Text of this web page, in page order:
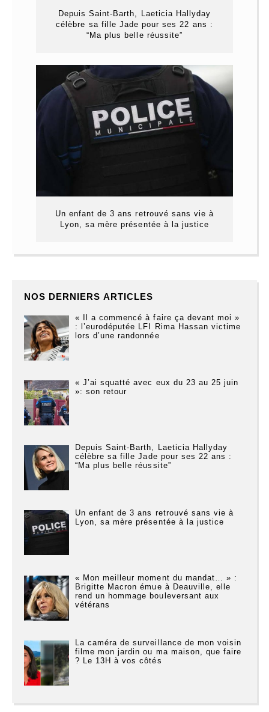
Depuis Saint-Barth, Laeticia Hallyday
célèbre sa fille Jade pour ses 22 ans :
“Ma plus belle réussite”
Un enfant de 3 ans retrouvé sans vie à
Lyon, sa mère présentée à la justice
NOS DERNIERS ARTICLES
« Il a commencé à faire ça devant moi »
: l’eurodéputée LFI Rima Hassan victime
lors d’une randonnée
« J’ai squatté avec eux du 23 au 25 juin
»: son retour
Depuis Saint-Barth, Laeticia Hallyday
célèbre sa fille Jade pour ses 22 ans :
“Ma plus belle réussite”
Un enfant de 3 ans retrouvé sans vie à
Lyon, sa mère présentée à la justice
« Mon meilleur moment du mandat… » :
Brigitte Macron émue à Deauville, elle
rend un hommage bouleversant aux
vétérans
La caméra de surveillance de mon voisin
filme mon jardin ou ma maison, que faire
? Le 13H à vos côtés